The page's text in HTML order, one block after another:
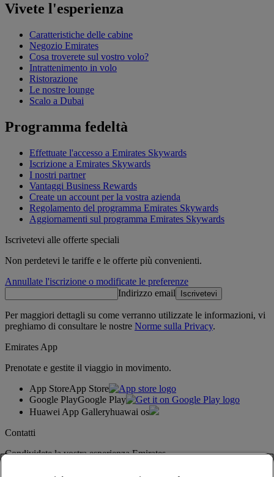
Vivete l'esperienza
Caratteristiche delle cabine
Negozio Emirates
Cosa troverete sul vostro volo?
Intrattenimento in volo
Ristorazione
Le nostre lounge
Scalo a Dubai
Programma fedeltà
Effettuate l'accesso a Emirates Skywards
Iscrizione a Emirates Skywards
I nostri partner
Vantaggi Business Rewards
Create un account per la vostra azienda
Regolamento del programma Emirates Skywards
Aggiornamenti sul programma Emirates Skywards
Iscrivetevi alle offerte speciali
Non perdetevi le tariffe e le offerte più convenienti.
Annullate l'iscrizione o modificate le preferenze
Indirizzo email
Iscrivetevi
Per maggiori dettagli su come verranno utilizzate le informazioni, vi
preghiamo di consultare le nostre Norme sulla Privacy.
Emirates App
Prenotate e gestite il viaggio in movimento.
App StoreApp Store
Google PlayGoogle Play
Huawei App Galleryhuawai os
Contatti
Condividete la vostra esperienza Emirates.